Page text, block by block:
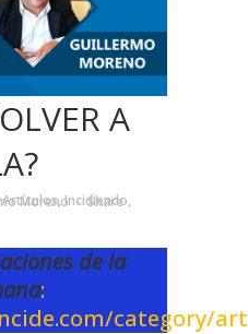
A
Artículos,Incidiendo,
Moreno Share
de la
:
category/